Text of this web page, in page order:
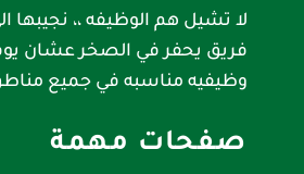
لا تشيل هم الوظيفه ،، نجيبها
فريق يحفر في الصخر عشان
وظيفيه مناسبه في جميع
صفحات مهمة